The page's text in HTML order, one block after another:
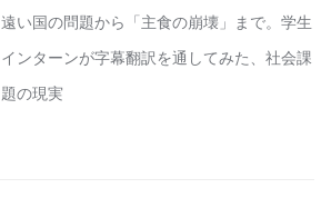
遠い国の問題から「主食の崩壊」まで。学生
インターンが字幕翻訳を通してみた、社会課
題の現実